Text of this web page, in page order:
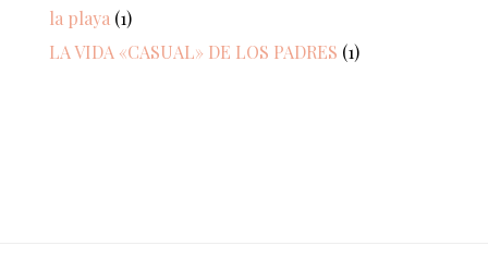
la playa (1)
LA VIDA «CASUAL» DE LOS PADRES (1)